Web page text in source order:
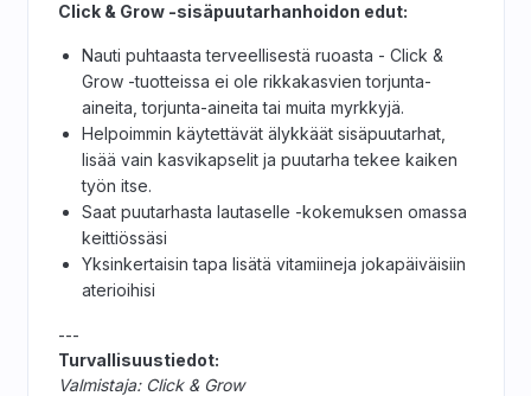
Click & Grow -sisäpuutarhanhoidon edut:
Nauti puhtaasta terveellisestä ruoasta - Click &
Grow -tuotteissa ei ole rikkakasvien torjunta-
aineita, torjunta-aineita tai muita myrkkyjä.
Helpoimmin käytettävät älykkäät sisäpuutarhat,
lisää vain kasvikapselit ja puutarha tekee kaiken
työn itse.
Saat puutarhasta lautaselle -kokemuksen omassa
keittiössäsi
Yksinkertaisin tapa lisätä vitamiineja jokapäiväisiin
aterioihisi
---
Turvallisuustiedot:
Valmistaja: Click & Grow